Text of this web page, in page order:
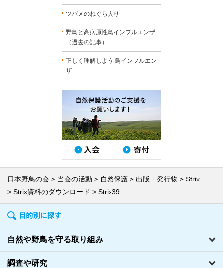
ツバメのねぐら入り
野鳥と高病原性鳥インフルエンザ
（過去の記事）
正しく理解しよう 鳥インフルエン
ザ
日本野鳥の会 当会の活動 自然保護 出版・発行物
Strix
Strix資料のダウンロード
Strix39
自然や野鳥を守る取り組み
調査や研究